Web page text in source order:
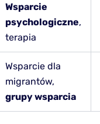
Wsparcie
psychologiczne,
terapia
Wsparcie dla
migrantów,
grupy wsparcia